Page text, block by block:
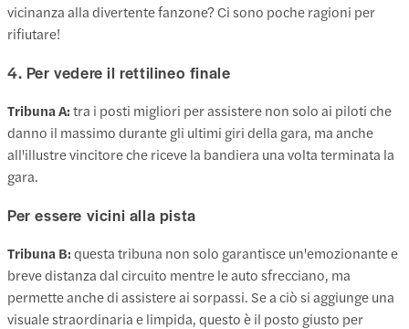
vicinanza alla divertente fanzone? Ci sono poche ragioni per
rifiutare!
4. Per vedere il rettilineo finale
Tribuna A:tra i posti migliori per assistere non solo ai piloti che
danno il massimo durante gli ultimi giri della gara, ma anche
all'illustre vincitore che riceve la bandiera una volta terminata la
gara.
Per essere vicini alla pista
Tribuna B:questa tribuna non solo garantisce un'emozionante e
breve distanza dal circuito mentre le auto sfrecciano, ma
permette anche di assistere ai sorpassi. Se a ciò si aggiunge una
visuale straordinaria e limpida, questo è il posto giusto per